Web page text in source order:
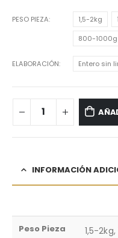
PESO PIEZA 1,5-2kg
800-1000g
ELABORACIÓN Entero sin
INFORMACIÓN
Peso Pieza
1,5-